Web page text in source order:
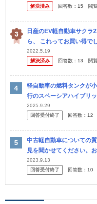
解決済み
回答数： 15 閲
日産のEV軽自動車サク
ら、 これってお買い得で
感覚が有るからお得？ ま
2022.5.19
解決済み
回答数： 13 閲
軽自動車の燃料タンクが
行のスペーシアハイブリ
00〜700kmはありますが
2025.9.29
回答受付終了
回答数： 12
中古軽自動車についての
見を聞かせてください。
リッドG 21式、2.4万キロ
2023.9.13
回答受付終了
回答数： 10